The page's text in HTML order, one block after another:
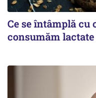
Ce se întâmplă cu
consumăm